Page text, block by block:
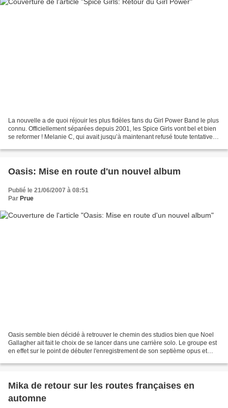
La nouvelle a de quoi réjouir les plus fidèles fans du Girl Power Band le plus
connu. Officiellement séparées depuis 2001, les Spice Girls vont bel et bien
se reformer ! Melanie C, qui avait jusqu’à maintenant refusé toute tentative
Oasis: Mise en route d'un nouvel album
Publié le 21/06/2007 à 08:51
Par Prue
Oasis semble bien décidé à retrouver le chemin des studios bien que Noel
Gallagher ait fait le choix de se lancer dans une carrière solo. Le groupe est
en effet sur le point de débuter l'enregistrement de son septième opus et
Mika de retour sur les routes françaises en
automne